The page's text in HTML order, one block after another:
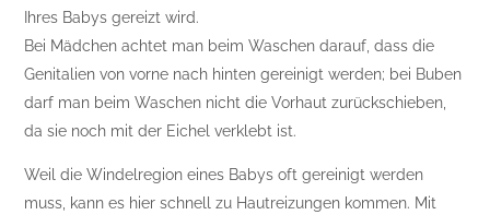
Ihres Babys gereizt wird.
Bei Mädchen achtet man beim Waschen darauf, dass die
Genitalien von vorne nach hinten gereinigt werden; bei Buben
darf man beim Waschen nicht die Vorhaut zurückschieben,
da sie noch mit der Eichel verklebt ist.
Weil die Windelregion eines Babys oft gereinigt werden
muss, kann es hier schnell zu Hautreizungen kommen. Mit